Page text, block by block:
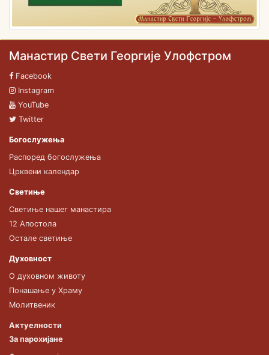
Манастир Свети Георгије Улофстром
Facebook
Instagram
YouTube
Twitter
Богослужења
Распоред богослужења
Црквени календар
Светиње
Светиње нашег манастира
12 Апостола
Остале светиње
Духовност
О духовном животу
Понашање у Храму
Молитвеник
Актуелности
За парохијане